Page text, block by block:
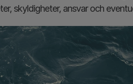
skyldigheter, ansvar och